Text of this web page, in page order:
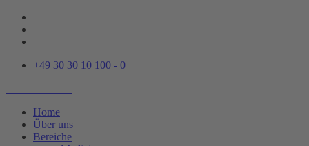
+49 30 30 10 100 - 0
Home
Über uns
Bereiche